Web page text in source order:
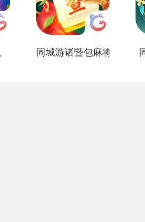
同城游诸暨包麻将